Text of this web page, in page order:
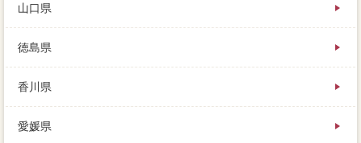
山口県
徳島県
香川県
愛媛県